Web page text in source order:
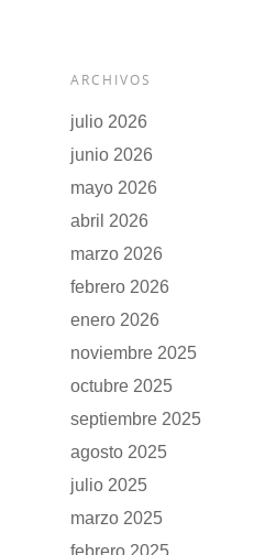
ARCHIVOS
julio 2026
junio 2026
mayo 2026
abril 2026
marzo 2026
febrero 2026
enero 2026
noviembre 2025
octubre 2025
septiembre 2025
agosto 2025
julio 2025
marzo 2025
febrero 2025